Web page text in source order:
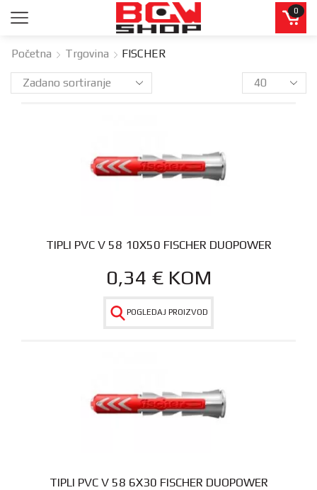
0
Početna Trgovina FISCHER
TIPLI PVC V 58 10X50 FISCHER DUOPOWER
0,34 € KOM
POGLEDAJ PROIZVOD
TIPLI PVC V 58 6X30 FISCHER DUOPOWER